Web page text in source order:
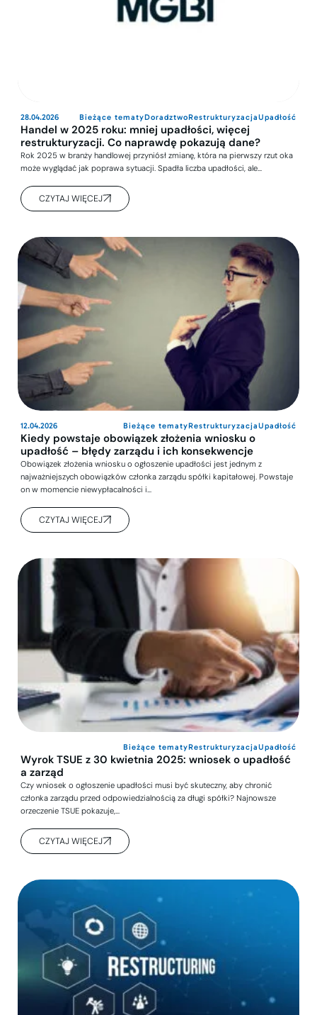
28.04.2026 Bieżące tematyDoradztwoRestrukturyzacjaUpadłość
Handel w 2025 roku: mniej upadłości, więcej
restrukturyzacji. Co naprawdę pokazują dane?
Rok 2025 w branży handlowej przyniósł zmianę, która na pierwszy rzut oka
może wyglądać jak poprawa sytuacji. Spadła liczba upadłości, ale…
CZYTAJ WIĘCEJ
12.04.2026 Bieżące tematyRestrukturyzacjaUpadłość
Kiedy powstaje obowiązek złożenia wniosku o
upadłość – błędy zarządu i ich konsekwencje
Obowiązek złożenia wniosku o ogłoszenie upadłości jest jednym z
najważniejszych obowiązków członka zarządu spółki kapitałowej. Powstaje
on w momencie niewypłacalności i…
CZYTAJ WIĘCEJ
Bieżące tematyRestrukturyzacjaUpadłość
Wyrok TSUE z 30 kwietnia 2025: wniosek o upadłość
a zarząd
Czy wniosek o ogłoszenie upadłości musi być skuteczny, aby chronić
członka zarządu przed odpowiedzialnością za długi spółki? Najnowsze
orzeczenie TSUE pokazuje,…
CZYTAJ WIĘCEJ